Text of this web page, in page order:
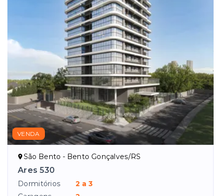
VENDA
São Bento - Bento Gonçalves/RS
Ares 530
Dormitórios
2 a 3